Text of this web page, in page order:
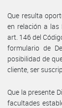
Que resulta
en relación a las
art. 146 del
formulario de
posibilidad de
cliente, ser
Que la presente
facultades